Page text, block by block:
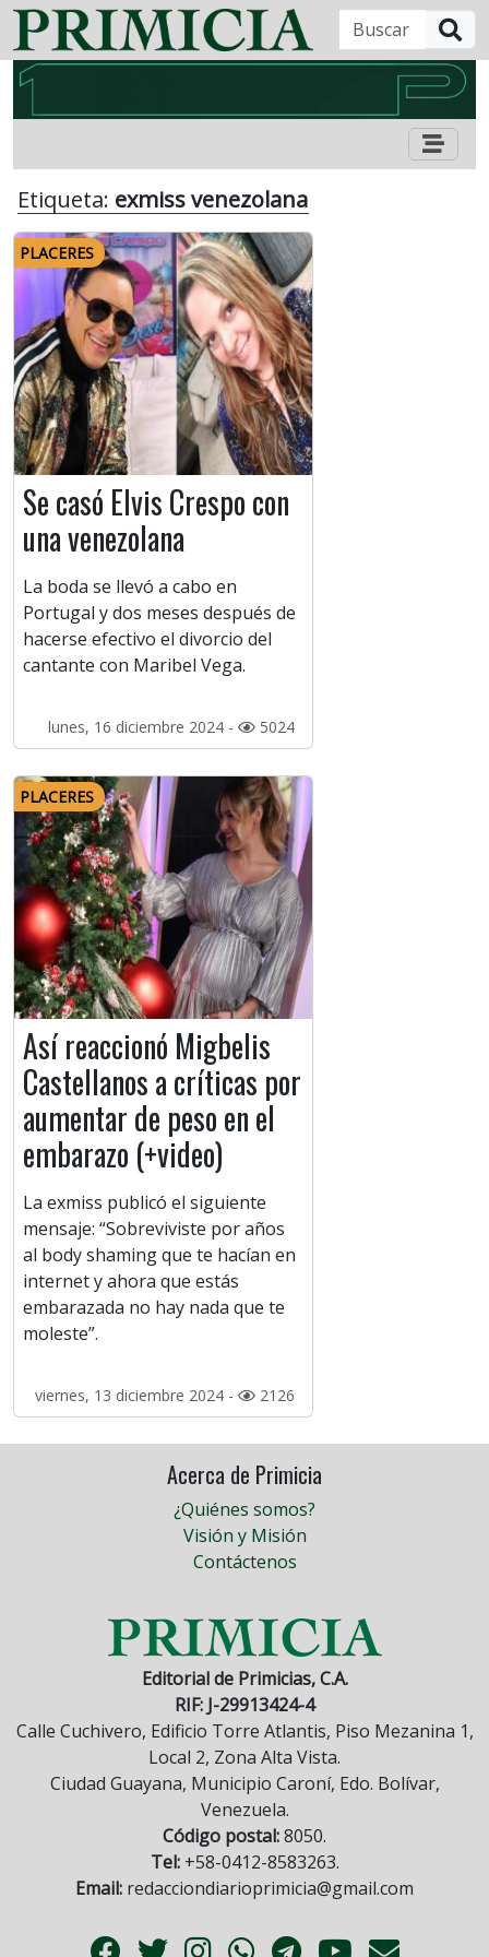
Etiqueta: exmiss venezolana
PLACERES
Se casó Elvis Crespo con
una venezolana
La boda se llevó a cabo en
Portugal y dos meses después de
hacerse efectivo el divorcio del
cantante con Maribel Vega.
lunes, 16 diciembre 2024 - 5024
PLACERES
Así reaccionó Migbelis
Castellanos a críticas por
aumentar de peso en el
embarazo (+video)
La exmiss publicó el siguiente
mensaje: “Sobreviviste por años
al body shaming que te hacían en
internet y ahora que estás
embarazada no hay nada que te
moleste”.
viernes, 13 diciembre 2024 - 2126
Acerca de Primicia
¿Quiénes somos?
Visión y Misión
Contáctenos
Editorial de Primicias, C.A.
RIF: J-29913424-4
Calle Cuchivero, Edificio Torre Atlantis, Piso Mezanina 1,
Local 2, Zona Alta Vista.
Ciudad Guayana, Municipio Caroní, Edo. Bolívar,
Venezuela.
Código postal:8050.
Tel:+58-0412-8583263.
Email: redacciondiarioprimicia@gmail.com